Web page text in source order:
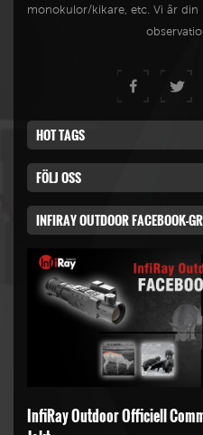
monokulor/kikare, etc. Vi är
HOT TAGS
FÖLJ OSS
INFIRAY OUTDOOR FACEBOOK-
InfiRay Outdoor Officiell